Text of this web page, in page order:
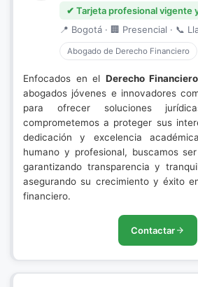
✔ Tarjeta profesional vigente
📍 Bogotá · 🏢 Presencial · 📞
Abogado de Derecho Financiero
Enfocados en el Derecho Financiero
abogados jóvenes e innovadores
para ofrecer soluciones
comprometemos a proteger sus
dedicación y excelencia
humano y profesional, buscamos
garantizando transparencia y
asegurando su crecimiento y éxito
financiero.
Contactar